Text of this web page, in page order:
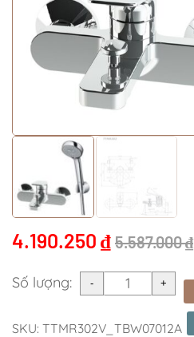
4.190.250 ₫ 5.587.000₫
Số lượng:
SKU: TTMR302V_TBW07012A